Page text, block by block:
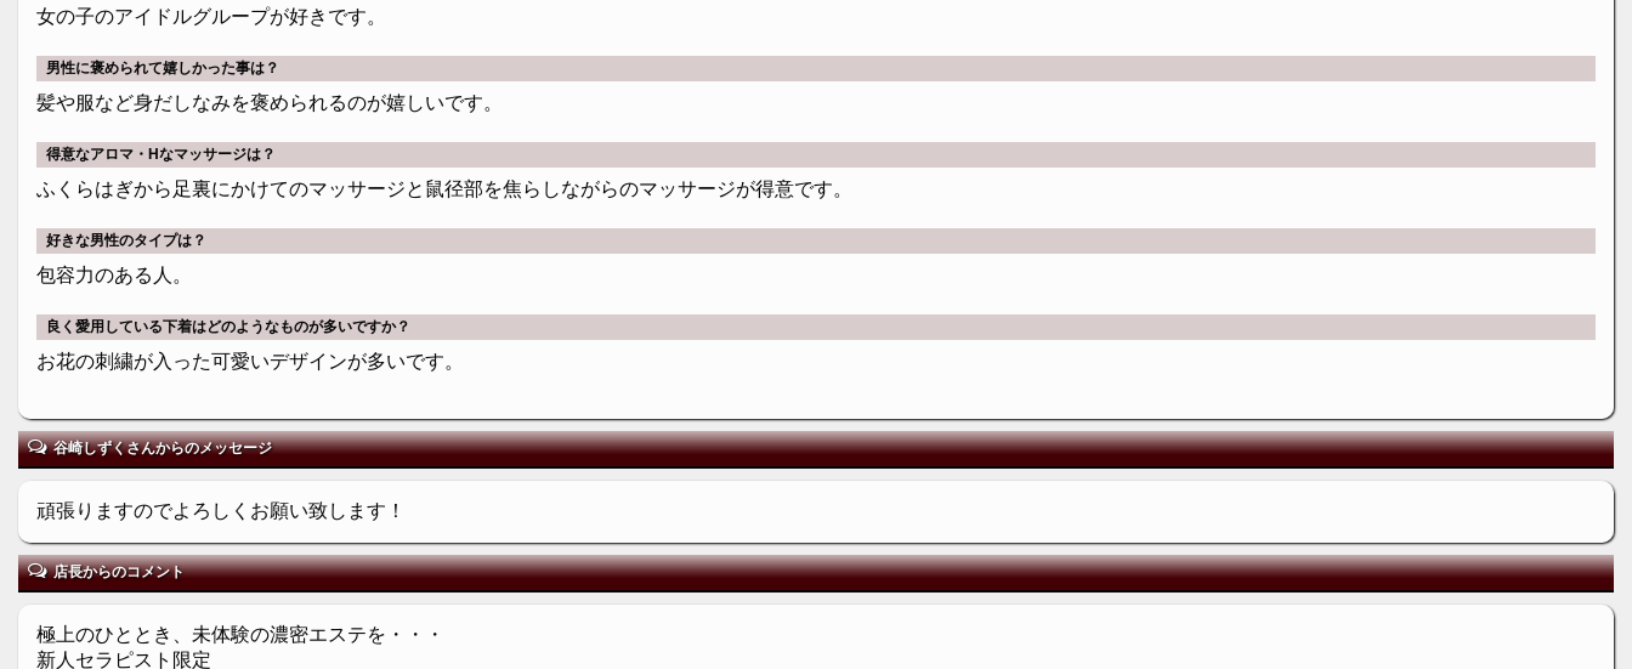
女の子のアイドルグループが好きです。
男性に褒められて嬉しかった事は？
髪や服など身だしなみを褒められるのが嬉しいです。
得意なアロマ・Hなマッサージは？
ふくらはぎから足裏にかけてのマッサージと鼠径部を焦らしながらのマッサージが得意です。
好きな男性のタイプは？
包容力のある人。
良く愛用している下着はどのようなものが多いですか？
お花の刺繍が入った可愛いデザインが多いです。
谷崎しずくさんからのメッセージ
頑張りますのでよろしくお願い致します！
店長からのコメント
極上のひととき、未体験の濃密エステを・・・
新人セラピスト限定